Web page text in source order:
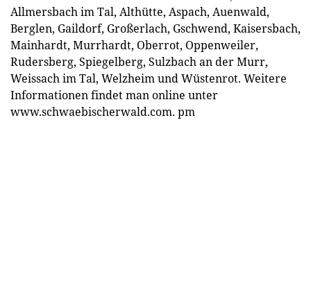
Allmersbach im Tal, Althütte, Aspach, Auenwald,
Berglen, Gaildorf, Großerlach, Gschwend, Kaisersbach,
Mainhardt, Murrhardt, Oberrot, Oppenweiler,
Rudersberg, Spiegelberg, Sulzbach an der Murr,
Weissach im Tal, Welzheim und Wüstenrot. Weitere
Informationen findet man online unter
www.schwaebischerwald.com. pm